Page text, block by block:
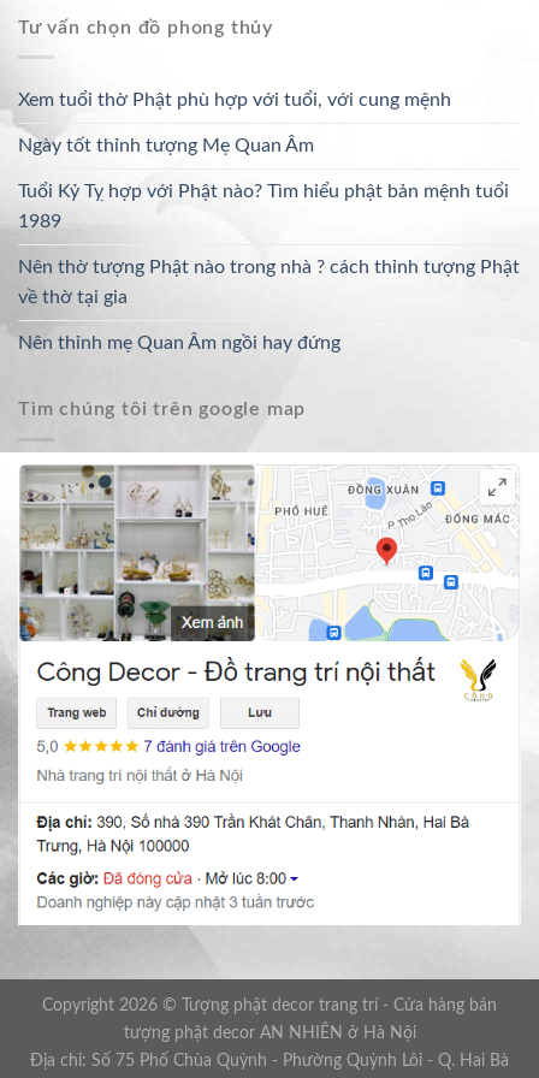
Tư vấn chọn đồ phong thủy
Xem tuổi thờ Phật phù hợp với tuổi, với cung mệnh
Ngày tốt thỉnh tượng Mẹ Quan Âm
Tuổi Kỷ Tỵ hợp với Phật nào? Tìm hiểu phật bản mệnh tuổi
1989
Nên thờ tượng Phật nào trong nhà ? cách thỉnh tượng Phật
về thờ tại gia
Nên thỉnh mẹ Quan Âm ngồi hay đứng
Tìm chúng tôi trên google map
Copyright 2026 © Tượng phật decor trang trí - Cửa hàng bán
tượng phật decor AN NHIÊN ở Hà Nội
Địa chỉ: Số 75 Phố Chùa Quỳnh - Phường Quỳnh Lôi - Q. Hai Bà